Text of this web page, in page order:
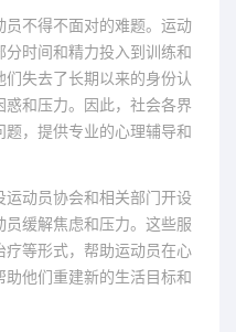
不得不面对的难题。运动
时间和精力投入到训练和
失去了长期以来的身份认
和压力。因此，社会各界
，提供专业的心理辅导和
动员协会和相关部门开设
缓解焦虑和压力。这些服
等形式，帮助运动员在心
他们重建新的生活目标和